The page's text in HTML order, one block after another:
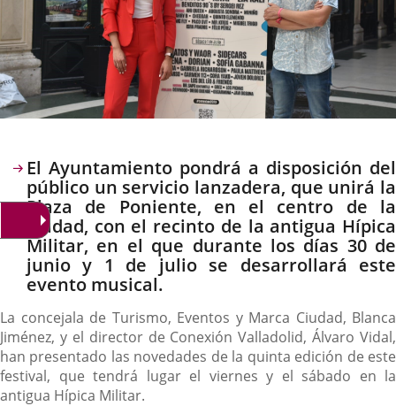
Descripción
El Ayuntamiento pondrá a disposición del
público un servicio lanzadera, que unirá la
Plaza de Poniente, en el centro de la
ciudad, con el recinto de la antigua Hípica
Militar, en el que durante los días 30 de
junio y 1 de julio se desarrollará este
evento musical.
La concejala de Turismo, Eventos y Marca Ciudad, Blanca
Jiménez, y el director de Conexión Valladolid, Álvaro Vidal,
han presentado las novedades de la quinta edición de este
festival, que tendrá lugar el viernes y el sábado en la
antigua Hípica Militar.